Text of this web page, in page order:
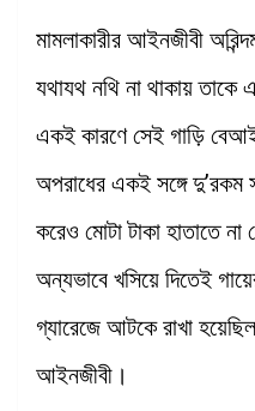
মামলাকারীর আইনজীবী
যথাযথ নথি না থাকায় তাকে
একই কারণে সেই গাড়ি
অপরাধের একই সঙ্গে দু’রকম
করেও মোটা টাকা হাতাতে না
অন্যভাবে খসিয়ে দিতেই
গ্যারেজে আটকে রাখা
আইনজীবী।